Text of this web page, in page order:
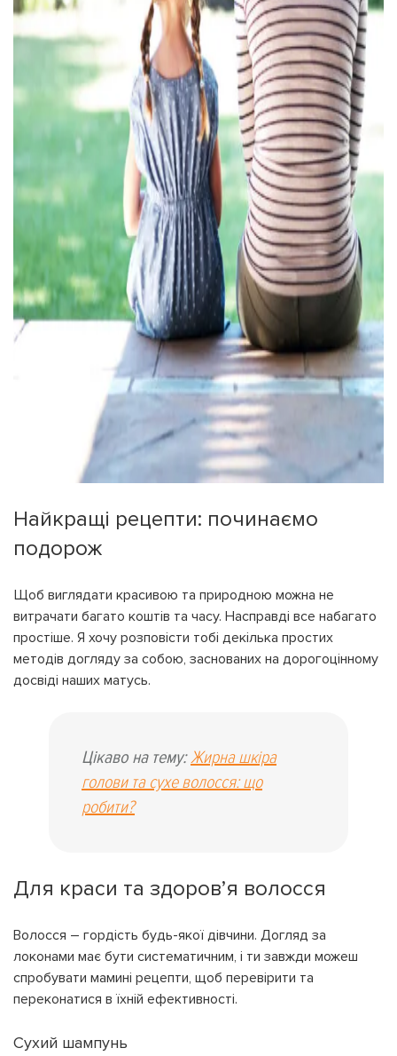
Найкращі рецепти: починаємо
подорож
Щоб виглядати красивою та природною можна не
витрачати багато коштів та часу. Насправді все набагато
простіше. Я хочу розповісти тобі декілька простих
методів догляду за собою, заснованих на дорогоцінному
досвіді наших матусь.
Цікаво на тему:Жирна шкіра
голови та сухе волосся: що
робити?
Для краси та здоров’я волосся
Волосся – гордість будь-якої дівчини. Догляд за
локонами має бути систематичним, і ти завжди можеш
спробувати мамині рецепти, щоб перевірити та
переконатися в їхній ефективності.
Сухий шампунь